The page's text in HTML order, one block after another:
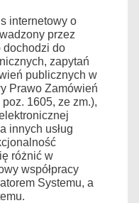
internetowy o
przez
dochodzi do
zapytań
publicznych w
Prawo Zamówień
1605, ze zm.),
innych usług
różnić w
współpracy
Systemu, a